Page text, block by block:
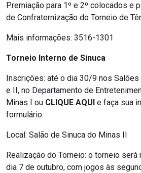
Premiação para 1º e 2º colocados e
de Confraternização do Torneio de
Mais informações: 3516-1301
Torneio Interno de Sinuca
Inscrições: até o dia 30/9 nos
e II, no Departamento de
Minas I ou CLIQUE AQUI e faça sua
formulário.
Local: Salão de Sinuca do Minas II
Realização do Torneio: o torneio
dia 7 de outubro, com jogos às